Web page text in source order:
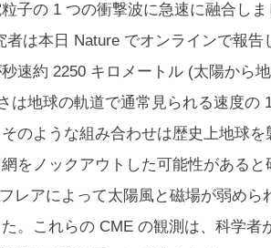
子の 1 つの衝撃波に急速に融合し
者は本日 Nature でオンラインで報
速約 2250 キロメートル (太陽から
は地球の軌道で通常見られる速度の
のような組み合わせは歴史上地球を
をノックアウトした可能性がある
レアによって太陽風と磁場が弱めら
。これらの CME の観測は、科学